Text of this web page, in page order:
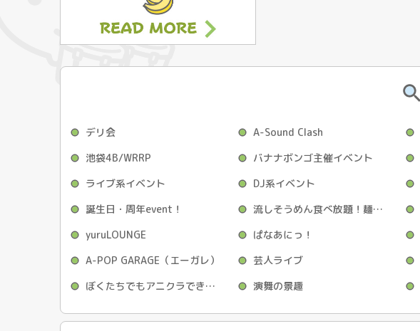
デリ会 A-Sound Clash
池袋4B/WRRP
バナナボンゴ主催イベント
ライブ系イベント
DJ系イベント
誕生日・周年event！
流しそうめん食べ放題！麺スライダー序
yuruLOUNGE
ぱなあにっ！
A-POP GARAGE（エーガレ）
芸人ライブ
ぼくたちでもアニクラできますか？
演舞の景趣